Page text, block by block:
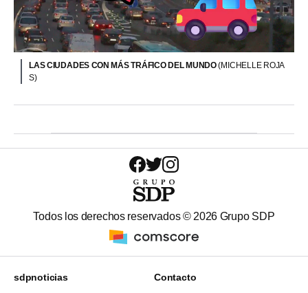
LAS CIUDADES CON MÁS TRÁFICO DEL MUNDO(MICHELLE ROJA
S)
Todos los derechos reservados © 2026 Grupo SDP
sdpnoticias Contacto